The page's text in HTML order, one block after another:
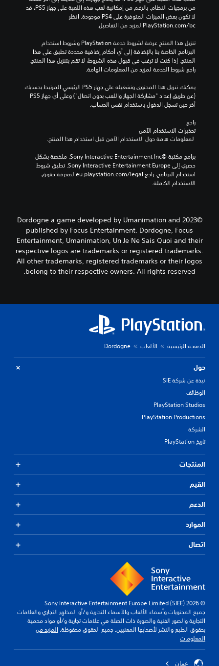
‎PlayStation.com/bc لمزيد من التفاصيل.
راجع شروط الخدمة لمزيد من المعلومات الهامة.
آخر حين تسجل الدخول باستخدام نفس الحساب.
راجع
تحذيرات الاستخدام الآمن
الاستخدام الكاملة.
©2023 Dordogne a game developed by Umanimation and
published by Focus Entertainment. Dordogne, Focus
Entertainment, Umanimation, Un Je Ne Sais Quoi and their
respective logos are trademarks or registered trademarks.
All other trademarks, registered trademarks or their logos
belong to their respective owners. All rights reserved.
الصفحة الرئيسية الألعاب Dordogne
حول
نبذة عن شركة SIE
الوظائف
PlayStation Studios
PlayStation Productions
الشركة
تاريخ PlayStation
المنتجات
القيم
الدعم
الموارد
اتصال
© 2026 Sony Interactive Entertainment Europe Limited (SIEE)
جميع المحتويات وأسماء الألعاب والأسماء التجارية و/أو المظهر التجاري والعلامات
التجارية والصور الفنية والصورة ذات الصلة هي علامات تجارية و/أو مواد محمية
بحقوق الطبع والنشر لأصحابها المعنيين. جميع الحقوق محفوظة. المزيد من
المعلومات
عمان